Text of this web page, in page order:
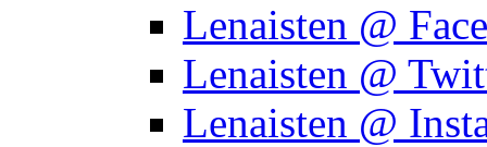
Lenaisten @
Lenaisten @
Lenaisten @